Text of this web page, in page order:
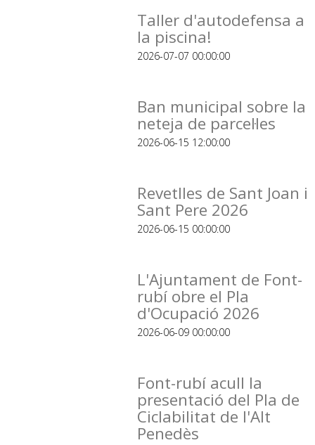
Taller d'autodefensa a
la piscina!
2026-07-07 00:00:00
Ban municipal sobre la
neteja de parcel·les
2026-06-15 12:00:00
Revetlles de Sant Joan i
Sant Pere 2026
2026-06-15 00:00:00
L'Ajuntament de Font-
rubí obre el Pla
d'Ocupació 2026
2026-06-09 00:00:00
Font-rubí acull la
presentació del Pla de
Ciclabilitat de l'Alt
Penedès